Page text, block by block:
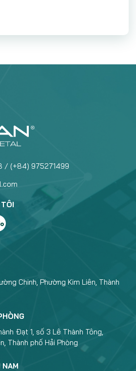
/ (+84) 975271499
Chinh, Phường Kim Liên, Thành
Đạt 1, số 3 Lê Thành Tông,
Thành phố Hải Phòng
NAM